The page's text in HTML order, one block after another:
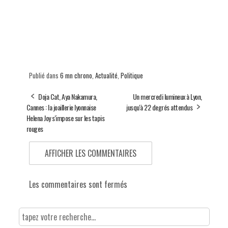
Publié dans 6 mn chrono Actualité Politique
Doja Cat, Aya Nakamura,
Cannes : la joaillerie lyonnaise
Helena Joy s'impose sur les tapis
rouges
Un mercredi lumineux à Lyon,
jusqu'à 22 degrés attendus
AFFICHER LES COMMENTAIRES
Les commentaires sont fermés